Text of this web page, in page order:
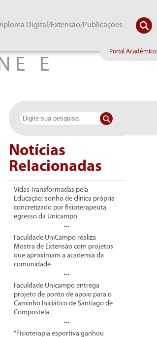
Digital/Extensão/Publicações
Portal Acadêmico
E
Notícias
Relacionadas
Vidas Transformadas pela
Educação: sonho de clínica própria
concretizado por fisioterapeuta
egresso da Unicampo
Faculdade UniCampo realiza
Mostra de Extensão com projetos
que aproximam a academia da
comunidade
Faculdade Unicampo entrega
projeto de ponto de apoio para o
Caminho Iniciático de Santiago de
Compostela
“Fisioterapia esportiva ganhou